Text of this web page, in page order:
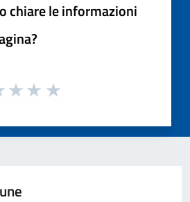
chiare le informazioni